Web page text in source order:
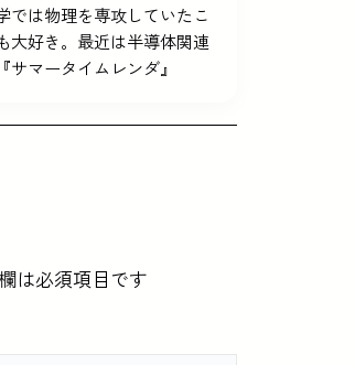
では物理を専攻していたこ
大好き。最近は半導体関連
マータイムレンダ』
は必須項目です